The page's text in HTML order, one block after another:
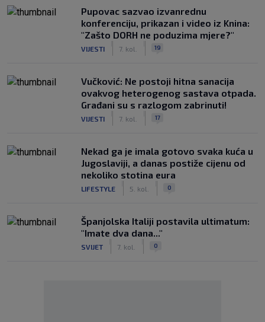
Pupovac sazvao izvanrednu
konferenciju, prikazan i video iz Knina:
"Zašto DORH ne poduzima mjere?"
VIJESTI 7. kol. 19
Vučković: Ne postoji hitna sanacija
ovakvog heterogenog sastava otpada.
Građani su s razlogom zabrinuti!
VIJESTI 7. kol. 17
Nekad ga je imala gotovo svaka kuća u
Jugoslaviji, a danas postiže cijenu od
nekoliko stotina eura
LIFESTYLE 5. kol. 0
Španjolska Italiji postavila ultimatum:
"Imate dva dana..."
SVIJET 7. kol. 0